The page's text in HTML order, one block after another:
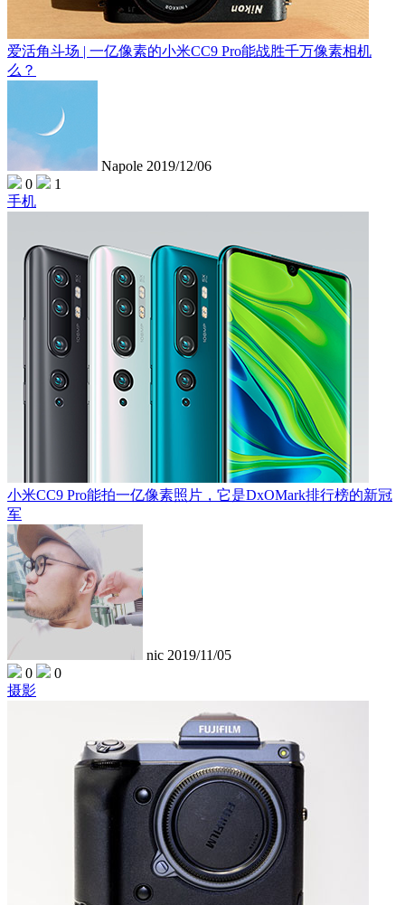
爱活角斗场 | 一亿像素的小米CC9 Pro能战胜千万像素相机
么？
Napole 2019/12/06
0
1
手机
小米CC9 Pro能拍一亿像素照片，它是DxOMark排行榜的新冠
军
nic 2019/11/05
0
0
摄影